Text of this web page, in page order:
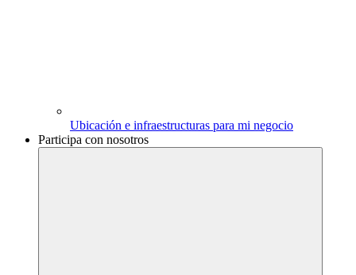
Ubicación e infraestructuras para mi negocio
Participa con nosotros